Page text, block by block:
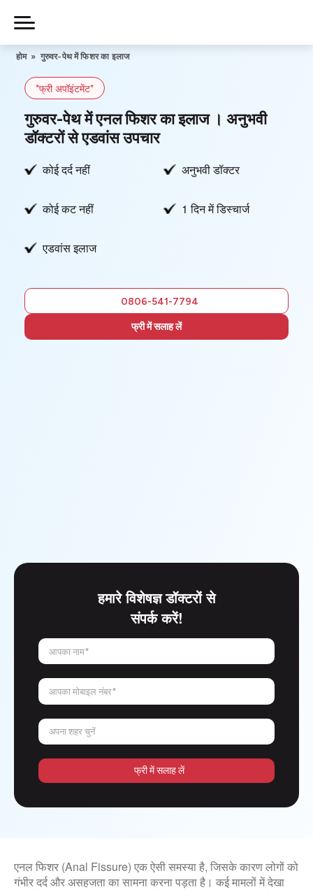
content
Piles
हमारे बारे में
हमसे संपर्क करें
फ्री में सलाह
लें
होम » गुरुवर-पेथ में फिशर का इलाज
*फ्री अपॉइंटमेंट*
गुरुवर-पेथ में एनल फिशर का इलाज । अनुभवी
डॉक्टरों से एडवांस उपचार
कोई दर्द नहीं अनुभवी डॉक्टर
कोई कट नहीं 1 दिन में डिस्चार्ज
एडवांस इलाज
0806-541-7794
फ्री में सलाह लें
हमारे विशेषज्ञ डॉक्टरों से
संपर्क करें!
आपका नाम*
आपका मोबाइल नंबर*
अपना शहर चुनें
फ्री में सलाह लें
एनल फिशर (Anal Fissure) एक ऐसी समस्या है, जिसके कारण लोगों को
गंभीर दर्द और असहजता का सामना करना पड़ता है। कई मामलों में देखा